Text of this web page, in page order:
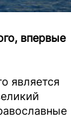
впервые
является